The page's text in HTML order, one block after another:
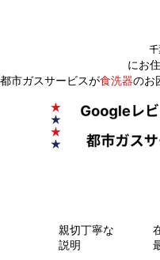
にお
都市ガスサービスが食洗器のお
親切丁寧な
説明